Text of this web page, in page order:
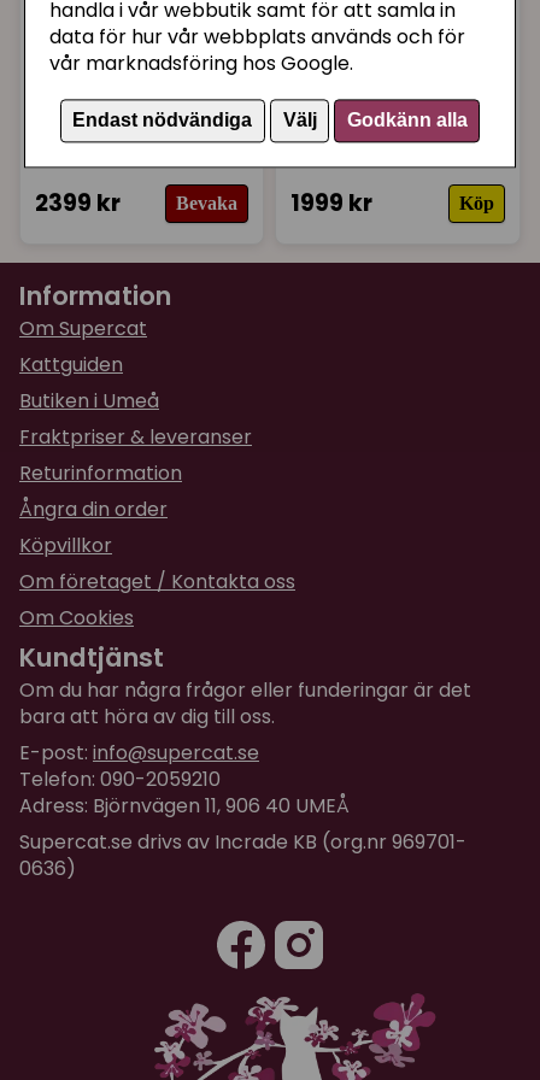
handla i vår webbutik samt för att samla in
data för hur vår webbplats används och för
vår marknadsföring hos Google.
Endast nödvändiga Välj Godkänn alla
KERBL
Klösmöbel Tiana, 130
2399 kr Bevaka
TRIXIE
Klöstunna stor vit
1999 kr Köp
Information
Om Supercat
Kattguiden
Butiken i Umeå
Fraktpriser & leveranser
Returinformation
Ångra din order
Köpvillkor
Om företaget / Kontakta oss
Om Cookies
Kundtjänst
Om du har några frågor eller funderingar är det
bara att höra av dig till oss.
E-post: info@supercat.se
Telefon: 090-2059210
Adress: Björnvägen 11, 906 40 UMEÅ
Supercat.se drivs av Incrade KB (org.nr 969701-
0636)